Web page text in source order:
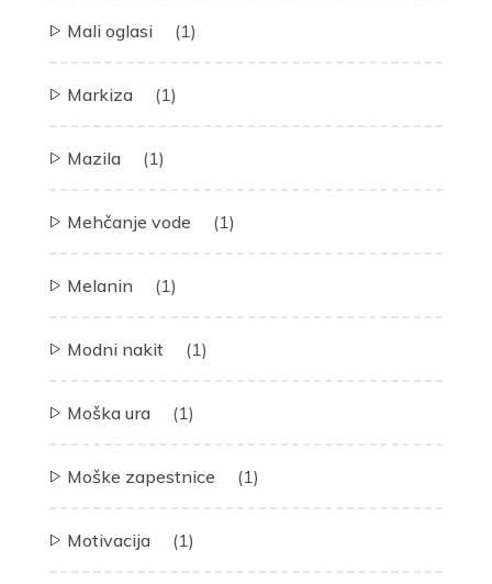
Mali oglasi (1)
Markiza (1)
Mazila (1)
Mehčanje vode (1)
Melanin (1)
Modni nakit (1)
Moška ura (1)
Moške zapestnice (1)
Motivacija (1)